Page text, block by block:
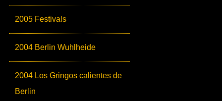
2005 Festivals
2004 Berlin Wuhlheide
2004 Los Gringos calientes de
Berlin